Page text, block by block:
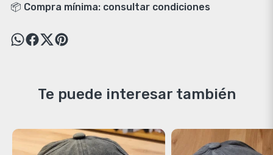
📦 Compra mínima: consultar condiciones
Te puede interesar también